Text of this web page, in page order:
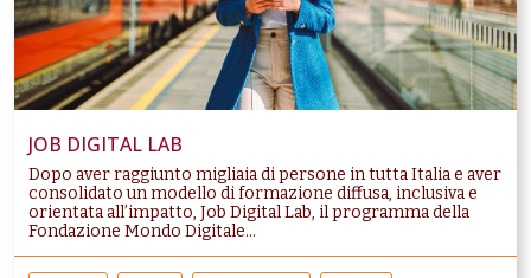
JOB DIGITAL LAB
Dopo aver raggiunto migliaia di persone in tutta Italia e aver
consolidato un modello di formazione diffusa, inclusiva e
orientata all’impatto, Job Digital Lab, il programma della
Fondazione Mondo Digitale...